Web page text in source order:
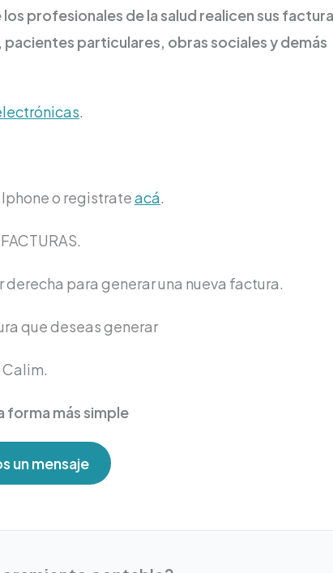
profesionales de la salud realicen sus
particulares, obras sociales y demás
.
o registrateacá.
para generar una nueva factura.
que deseas generar
forma más simple
un mensaje